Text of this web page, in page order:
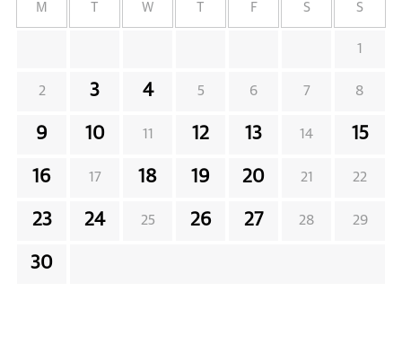
M W F S S
1
2 3 4 5 6 7 8
9 10 11 12 13 14 15
16 17 18 19 20 21 22
23 24 25 26 27 28 29
30